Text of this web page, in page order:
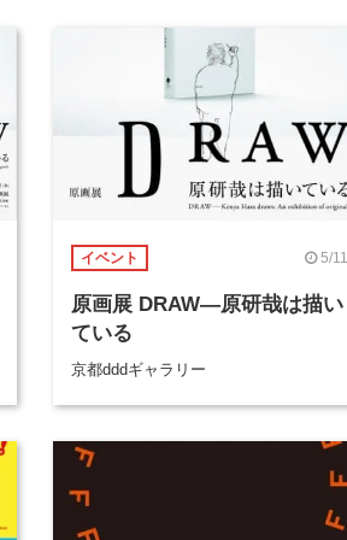
イベント 5/11
原画展 DRAW―原研哉は描い
ている
京都dddギャラリー